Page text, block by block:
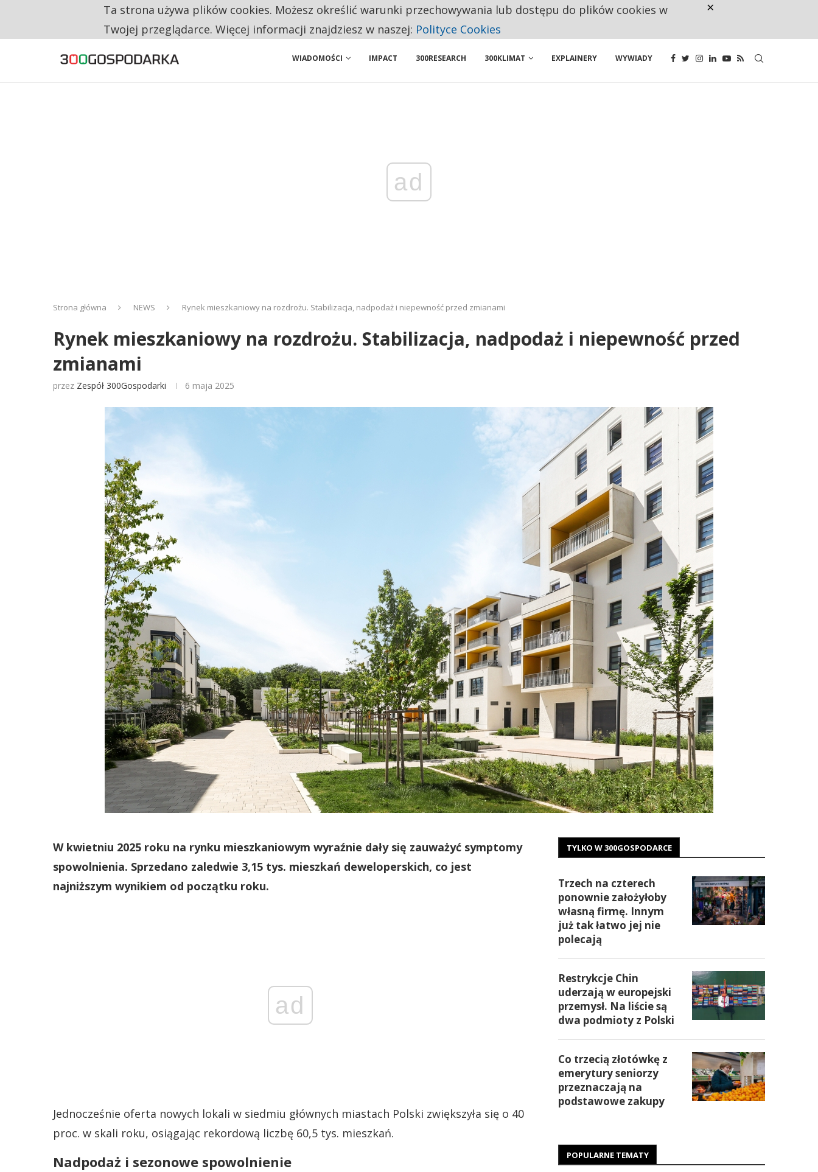
CO TRZECIĄ ZŁOTÓWKĘ Z EMERYTURY SENIORZY PRZEZNACZAJĄ NA PODSTAWOWE ZAKUPY
WIADOMOŚCI IMPACT 300RESEARCH 300KLIMAT EXPLAINERY WYWIADY
ad
Strona główna NEWS Rynek mieszkaniowy na rozdrożu. Stabilizacja, nadpodaż i niepewność przed zmianami
Rynek mieszkaniowy na rozdrożu. Stabilizacja, nadpodaż i niepewność przed
zmianami
przez Zespół 300Gospodarki 6 maja 2025
W kwietniu 2025 roku na rynku mieszkaniowym wyraźnie dały się zauważyć symptomy
spowolnienia. Sprzedano zaledwie 3,15 tys. mieszkań deweloperskich, co jest
najniższym wynikiem od początku roku.
ad
Jednocześnie oferta nowych lokali w siedmiu głównych miastach Polski zwiększyła się o 40
proc. w skali roku, osiągając rekordową liczbę 60,5 tys. mieszkań.
Nadpodaż i sezonowe spowolnienie
TYLKO W 300GOSPODARCE
Trzech na czterech
ponownie założyłoby
własną firmę. Innym
już tak łatwo jej nie
polecają
Restrykcje Chin
uderzają w europejski
przemysł. Na liście są
dwa podmioty z Polski
Co trzecią złotówkę z
emerytury seniorzy
przeznaczają na
podstawowe zakupy
POPULARNE TEMATY
Ta strona używa plików cookies. Możesz określić warunki przechowywania lub dostępu do plików cookies w
Twojej przeglądarce. Więcej informacji znajdziesz w naszej: Polityce Cookies
×